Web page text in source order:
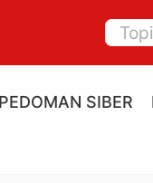
PEDOMAN SIBER